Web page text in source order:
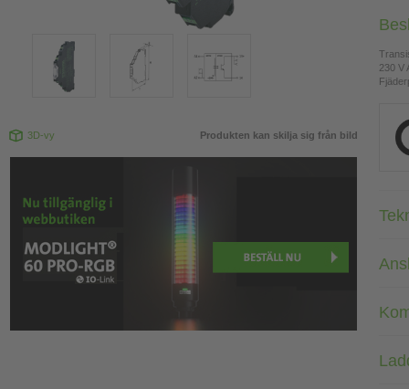
3D-vy Produkten kan skilja sig från bild
230 V